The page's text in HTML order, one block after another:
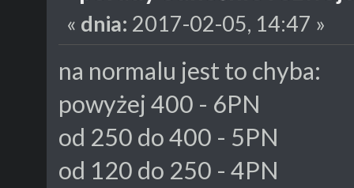
« dnia: 2017-02-05, 14:47 »
na normalu jest to chyba:
powyżej 400 - 6PN
od 250 do 400 - 5PN
od 120 do 250 - 4PN